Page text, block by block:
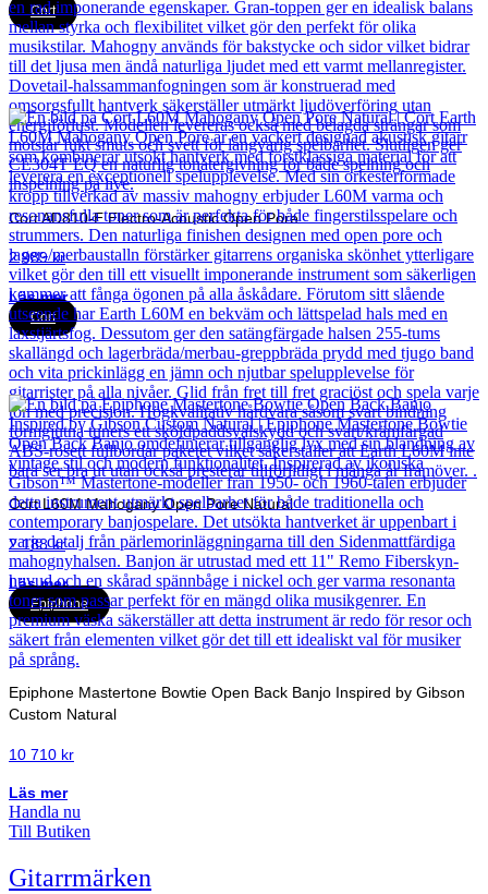
Cort
Cort AD810-E Electro-Acoustic Open Pore
2 989kr
Läs mer
Cort
Cort L60M Mahogany Open Pore Natural
2 188kr
Läs mer
Epiphone
Epiphone Mastertone Bowtie Open Back Banjo Inspired by Gibson
Custom Natural
10 710 kr
Läs mer
Handla nu
Till Butiken
Gitarrmärken